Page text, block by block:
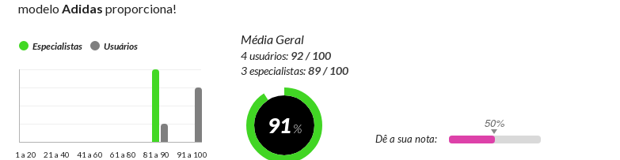
modelo Adidas proporciona!
Especialistas Usuários
1 a 20 21 a 40 41 a 60 61 a 80 81 a 90 91 a 100
Média Geral
4 usuários: 92 / 100
3 especialistas:89 / 100
91
Dê a sua nota:
50%